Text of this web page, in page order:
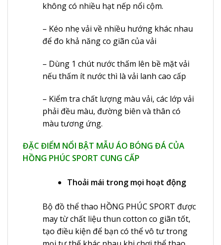
không có nhiều hạt nếp nổi cộm.
– Kéo nhẹ vải về nhiều hướng khác nhau
để đo khả năng co giãn của vải
– Dùng 1 chút nước thấm lên bề mặt vải
nếu thấm ít nước thì là vải lanh cao cấp
– Kiểm tra chất lượng màu vải, các lớp vải
phải đều màu, đường biên và thân có
màu tương ứng.
ĐẶC ĐIỂM NỔI BẬT MẪU ÁO BÓNG ĐÁ CỦA
HỒNG PHÚC SPORT CUNG CẤP
Thoải mái trong mọi hoạt động
Bộ đồ thể thao HỒNG PHÚC SPORT được
may từ chất liệu thun cotton co giãn tốt,
tạo điều kiện để bạn có thể vô tư trong